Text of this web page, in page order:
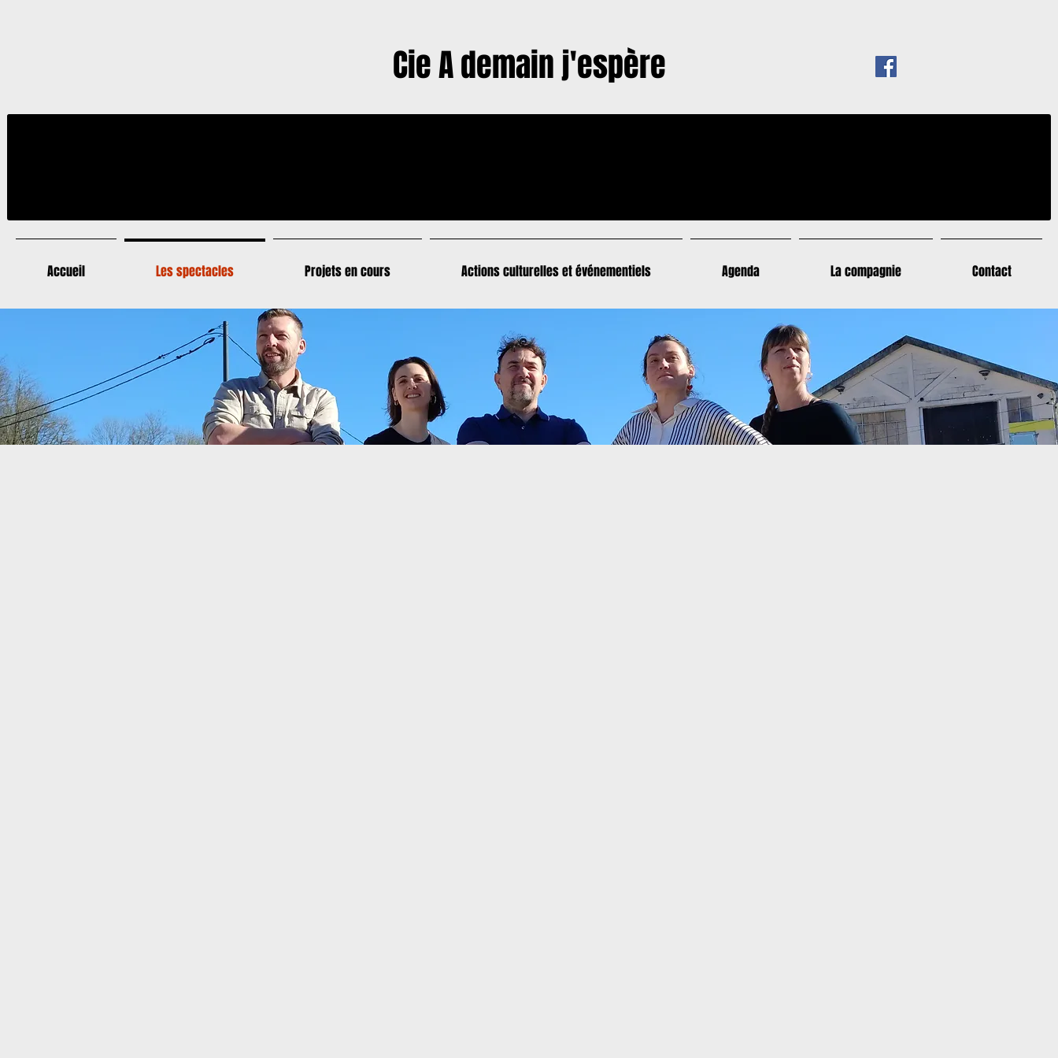
Cie A demain j'espère
Accueil Les spectacles Projets en cours Actions culturelles et événementiels Agenda La compagnie Contact